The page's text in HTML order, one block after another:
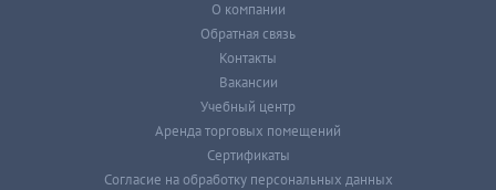
О компании
Обратная связь
Контакты
Вакансии
Учебный центр
Аренда торговых помещений
Сертификаты
Согласие на обработку персональных данных